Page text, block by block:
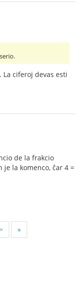
ciferoj devas esti
de la frakcio
je la komenco, ĉar 4 =
»